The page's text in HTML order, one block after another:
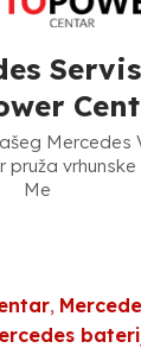
Mercedes
pruža vrhunske
Me